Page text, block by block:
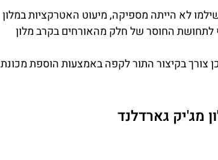
לא הייתה מספיקה, מיעוט האטרקציות במלון
לתחושת החוסר של חלק מהאורחים בקרב מלון
צורך בקיצור התור לקפה באמצעות הוספת מכונת
מג'יק גארדלנד